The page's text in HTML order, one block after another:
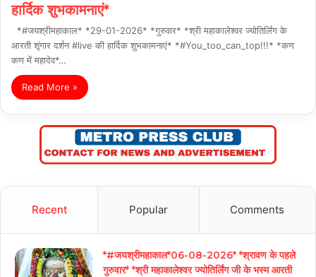
हार्दिक शुभकामनाएं*
*#जयश्रीमहाकाल* *29-01-2026* *गुरुवार* *श्री महाकालेश्वर ज्योतिर्लिंग के
आरती शृंगार दर्शन #live की हार्दिक शुभकामनाएं* *#You_too_can_top!!!* *कण
कण में महादेव*…
Read More »
Recent Popular Comments
*#जयश्रीमहाकाल*06-08-2026* *श्रावण के पहले
गुरुवार* *श्री महाकालेश्वर ज्योतिर्लिंग जी के भस्म आरती